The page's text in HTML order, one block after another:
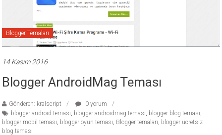
wordpress
temaları,
theme
download
sitesi.
Blogger Temaları
14 Kasım 2016
Blogger AndroidMag Teması
Gönderen: kralscript
0 yorum
blogger android teması, blogger androidmag teması, blogger blog teması,
blogger mobil teması, blogger oyun teması, Blogger temaları, blogger ücretsiz
blog teması